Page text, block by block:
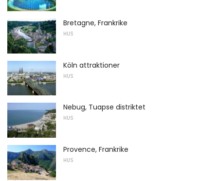
Bretagne, Frankrike
HUS
Köln attraktioner
HUS
Nebug, Tuapse distriktet
HUS
Provence, Frankrike
HUS